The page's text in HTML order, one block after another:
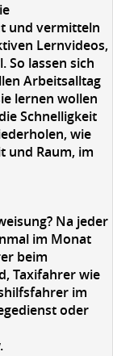
und vermitteln
Lernvideos,
lassen sich
Arbeitsalltag
lernen wollen
Schnelligkeit
wie
und Raum, im
Na jeder
im Monat
beim
Taxifahrer wie
im
oder